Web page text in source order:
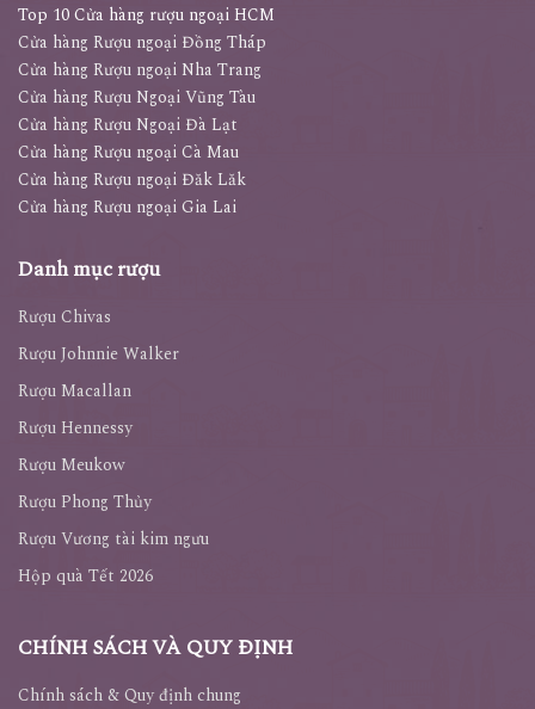
Top 10 Cửa hàng rượu ngoại HCM
Cửa hàng Rượu ngoại Đồng Tháp
Cửa hàng Rượu ngoại Nha Trang
Cửa hàng Rượu Ngoại Vũng Tàu
Cửa hàng Rượu Ngoại Đà Lạt
Cửa hàng Rượu ngoại Cà Mau
Cửa hàng Rượu ngoại Đăk Lăk
Cửa hàng Rượu ngoại Gia Lai
Danh mục rượu
Rượu Chivas
Rượu Johnnie Walker
Rượu Macallan
Rượu Hennessy
Rượu Meukow
Rượu Phong Thủy
Rượu Vương tài kim ngưu
Hộp quà Tết 2026
CHÍNH SÁCH VÀ QUY ĐỊNH
Chính sách & Quy định chung